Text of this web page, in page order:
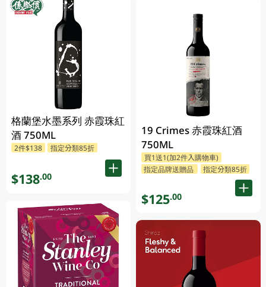
格蘭堡水墨系列 赤霞珠紅
酒 750ML
2件$138 指定分類85折
$138.00
19 Crimes 赤霞珠紅酒
750ML
買1送1(加2件入購物車)
指定品牌送贈品
指定分類85折
$125.00